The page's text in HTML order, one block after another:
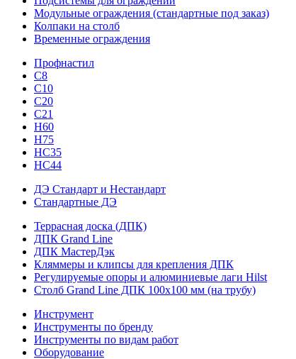
Модульные ограждения (стандартные под заказ)
Колпаки на столб
Временные ограждения
Профнастил
С8
С10
С20
С21
H60
H75
HС35
НС44
ДЭ Стандарт и Нестандарт
Стандартные ДЭ
Террасная доска (ДПК)
ДПК Grand Line
ДПК МастерДэк
Кляммеры и клипсы для крепления ДПК
Регулируемые опоры и алюминиевые лаги Hilst
Столб Grand Line ДПК 100х100 мм (на трубу)
Инструмент
Инструменты по бренду
Инструменты по видам работ
Оборудование